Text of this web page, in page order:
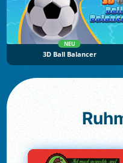
NEU
3D Ball Balancer